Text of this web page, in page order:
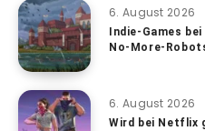
6. August 2026
Indie-Games
No-More-
6. August 2026
Wird bei Netflix